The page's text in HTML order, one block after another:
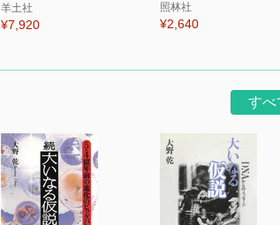
羊土社
¥7,920
照林社
¥2,640
すべ